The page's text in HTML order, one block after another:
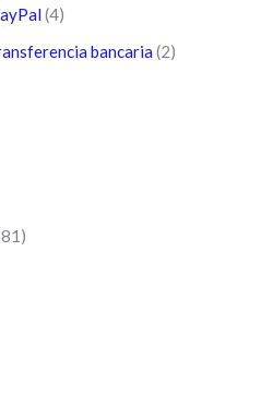
(4)
bancaria (2)